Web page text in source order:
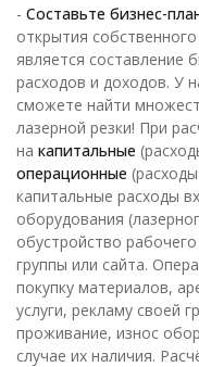
- Составьте бизнес-
открытия
является составление
расходов и доходов. У
сможете найти
лазерной резки! При
на капитальные
операционные
капитальные расходы
оборудования
обустройство
группы или сайта.
покупку материалов,
услуги, рекламу своей
проживание, износ
случае их наличия.